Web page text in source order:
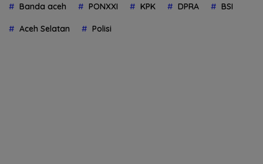
Banda aceh PONXXI KPK DPRA BSI
Aceh Selatan Polisi